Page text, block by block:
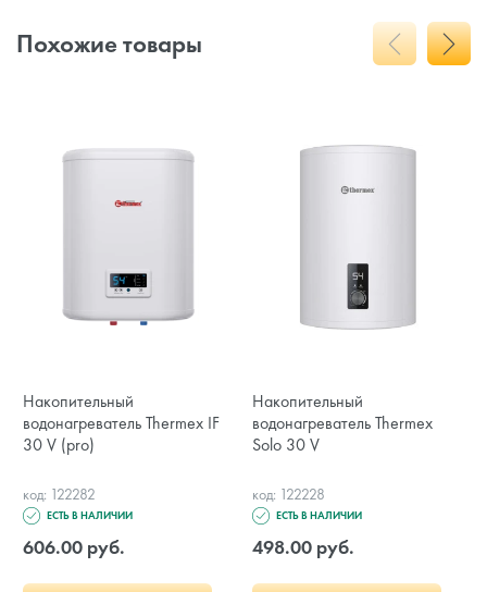
Похожие товары
Накопительный
водонагреватель Thermex IF
30 V (pro)
код: 122282
ЕСТЬ В НАЛИЧИИ
606.00 руб.
Накопительный
водонагреватель Thermex
Solo 30 V
код: 122228
ЕСТЬ В НАЛИЧИИ
498.00 руб.